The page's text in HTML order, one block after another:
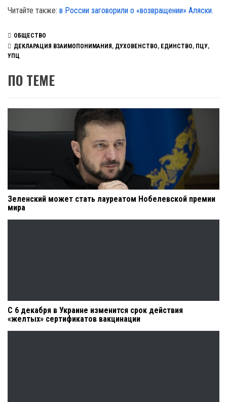
Читайте также: в России заговорили о «возвращении» Аляски.
ОБЩЕСТВО
ДЕКЛАРАЦИЯ ВЗАИМОПОНИМАНИЯ, ДУХОВЕНСТВО, ЕДИНСТВО, ПЦУ,
УПЦ
ПО ТЕМЕ
Зеленский может стать лауреатом Нобелевской премии
мира
С 6 декабря в Украине изменится срок действия
«желтых» сертификатов вакцинации